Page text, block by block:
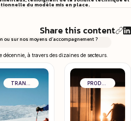
du modèle mis en place.
Share this content
sur nos moyens d’accompagnement ?
à travers des dizaines de secteurs.